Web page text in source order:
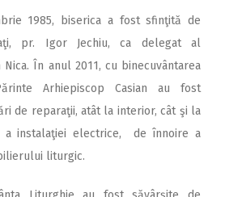
1985, biserica a fost sfinţită de
pr. Igor Jechiu, ca delegat al
În anul 2011, cu binecuvântarea
Arhiepiscop Casian au fost
de reparaţii, atât la interior, cât şi la
a instalaţiei electrice, de înnoire a
liturgic.